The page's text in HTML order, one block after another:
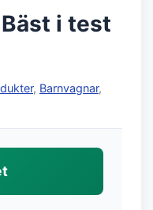
i test
, Barnvagnar,